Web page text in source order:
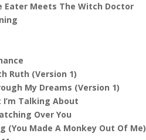
Eater Meets The Witch Doctor
Ruth (Version 1)
My Dreams (Version 1)
I’m Talking About
Over You
(You Made A Monkey Out Of Me)